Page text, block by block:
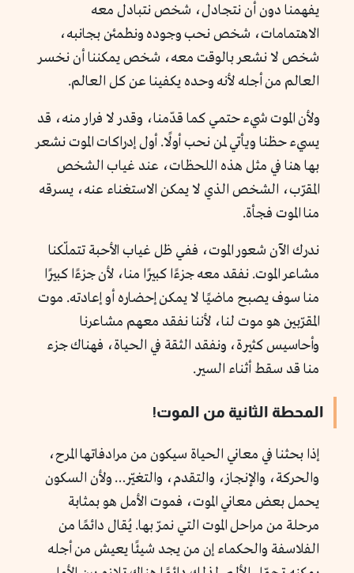
يفهمنا دون أن نتجادل، شخص نتبادل معه
الاهتمامات، شخص نحب وجوده ونطمئن بجانبه،
شخص لا نشعر بالوقت معه، شخص يمكننا أن نخسر
العالم من أجله لأنه وحده يكفينا عن كل العالم.
ولأن الموت شيء حتمي كما قدّمنا، وقدر لا فرار منه، قد
يسيء حظنا ويأتي لمن نحب أولًا. أول إدراكات الموت نشعر
بها هنا في مثل هذه اللحظات، عند غياب الشخص
المقرّب، الشخص الذي لا يمكن الاستغناء عنه، يسرقه
منا الموت فجأة.
ندرك الآن شعور الموت، ففي ظل غياب الأحبة تتملّكنا
مشاعر الموت. نفقد معه جزءًا كبيرًا منا، لأن جزءًا كبيرًا
منا سوف يصبح ماضيًا لا يمكن إحضاره أو إعادته. موت
المقرّبين هو موت لنا، لأننا نفقد معهم مشاعرنا
وأحاسيس كثيرة، ونفقد الثقة في الحياة، فهناك جزء
منا قد سقط أثناء السير.
المحطة الثانية من الموت!
إذا بحثنا في معاني الحياة سيكون من مرادفاتها المرح،
والحركة، والإنجاز، والتقدم، والتغيّر… ولأن السكون
يحمل بعض معاني الموت، فموت الأمل هو بمثابة
مرحلة من مراحل الموت التي نمرّ بها. يُقال دائمًا من
الفلاسفة والحكماء إن من يجد شيئًا يعيش من أجله